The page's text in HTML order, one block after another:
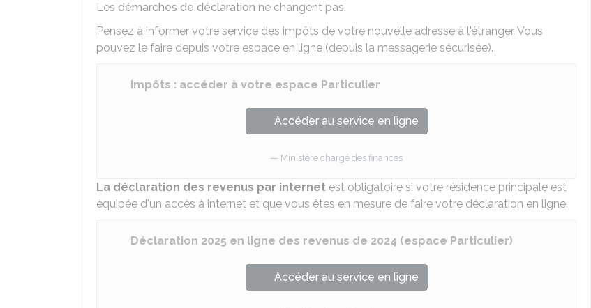
Les démarches de déclaration ne changent pas.
Pensez à informer votre service des impôts de votre nouvelle adresse à l'étranger. Vous
pouvez le faire depuis votre espace en ligne (depuis la messagerie sécurisée).
Impôts : accéder à votre espace Particulier
Accéder au service en ligne
Ministère chargé des finances
La déclaration des revenus par internet est obligatoire si votre résidence principale est
équipée d'un accès à internet et que vous êtes en mesure de faire votre déclaration en ligne.
Déclaration 2025 en ligne des revenus de 2024 (espace Particulier)
Accéder au service en ligne